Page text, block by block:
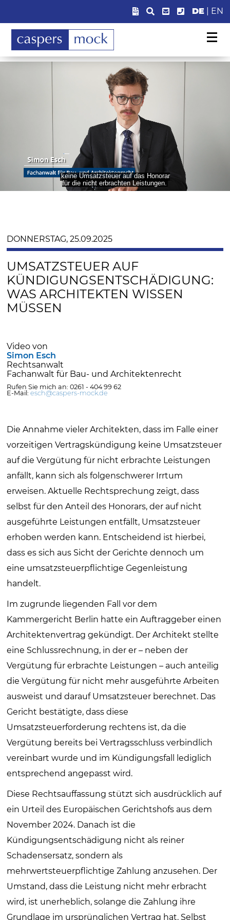
DE| EN
DONNERSTAG, 25.09.2025
UMSATZSTEUER AUF
KÜNDIGUNGSENTSCHÄDIGUNG:
WAS ARCHITEKTEN WISSEN
MÜSSEN
Video von
Simon Esch
Rechtsanwalt
Fachanwalt für Bau- und Architektenrecht
Rufen Sie mich an: 0261 - 404 99 62
E-Mail:esch@caspers-mock.de
Die Annahme vieler Architekten, dass im Falle einer
vorzeitigen Vertragskündigung keine Umsatzsteuer
auf die Vergütung für nicht erbrachte Leistungen
anfällt, kann sich als folgenschwerer Irrtum
erweisen. Aktuelle Rechtsprechung zeigt, dass
selbst für den Anteil des Honorars, der auf nicht
ausgeführte Leistungen entfällt, Umsatzsteuer
erhoben werden kann. Entscheidend ist hierbei,
dass es sich aus Sicht der Gerichte dennoch um
eine umsatzsteuerpflichtige Gegenleistung
handelt.
Im zugrunde liegenden Fall vor dem
Kammergericht Berlin hatte ein Auftraggeber einen
Architektenvertrag gekündigt. Der Architekt stellte
eine Schlussrechnung, in der er – neben der
Vergütung für erbrachte Leistungen – auch anteilig
die Vergütung für nicht mehr ausgeführte Arbeiten
ausweist und darauf Umsatzsteuer berechnet. Das
Gericht bestätigte, dass diese
Umsatzsteuerforderung rechtens ist, da die
Vergütung bereits bei Vertragsschluss verbindlich
vereinbart wurde und im Kündigungsfall lediglich
entsprechend angepasst wird.
Diese Rechtsauffassung stützt sich ausdrücklich auf
ein Urteil des Europäischen Gerichtshofs aus dem
November 2024. Danach ist die
Kündigungsentschädigung nicht als reiner
Schadensersatz, sondern als
mehrwertsteuerpflichtige Zahlung anzusehen. Der
Umstand, dass die Leistung nicht mehr erbracht
wird, ist unerheblich, solange die Zahlung ihre
Grundlage im ursprünglichen Vertrag hat. Selbst